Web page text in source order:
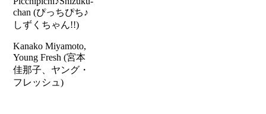
chan (ぴっちぴち♪
しずくちゃん!!)
Kanako Miyamoto,
Young Fresh (宮本
佳那子、ヤング・
フレッシュ)